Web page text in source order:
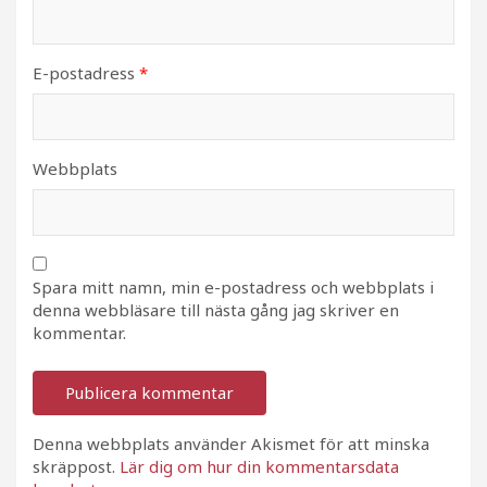
E-postadress *
Webbplats
Spara mitt namn, min e-postadress och webbplats i
denna webbläsare till nästa gång jag skriver en
kommentar.
Denna webbplats använder Akismet för att minska
skräppost. Lär dig om hur din kommentarsdata